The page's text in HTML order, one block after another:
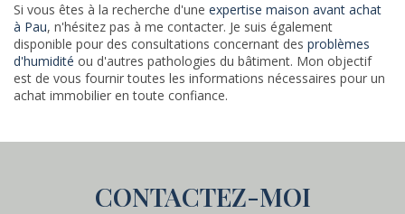
Si vous êtes à la recherche d'une expertise maison avant achat
à Pau, n'hésitez pas à me contacter. Je suis également
disponible pour des consultations concernant des problèmes
d'humidité ou d'autres pathologies du bâtiment. Mon objectif
est de vous fournir toutes les informations nécessaires pour un
achat immobilier en toute confiance.
CONTACTEZ-MOI